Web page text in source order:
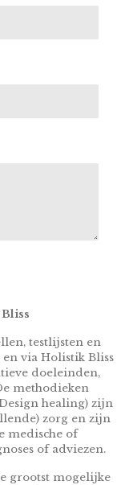
testlijsten en
en via Holistik Bliss
doeleinden,
methodieken
healing) zijn
zorg en zijn
medische of
of adviezen.
grootst mogelijke